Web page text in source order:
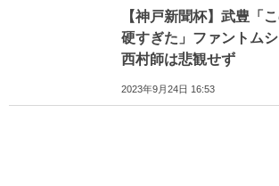
【神戸新聞杯】武豊「
硬すぎた」ファントム
西村師は悲観せず
2023年9月24日 16:53